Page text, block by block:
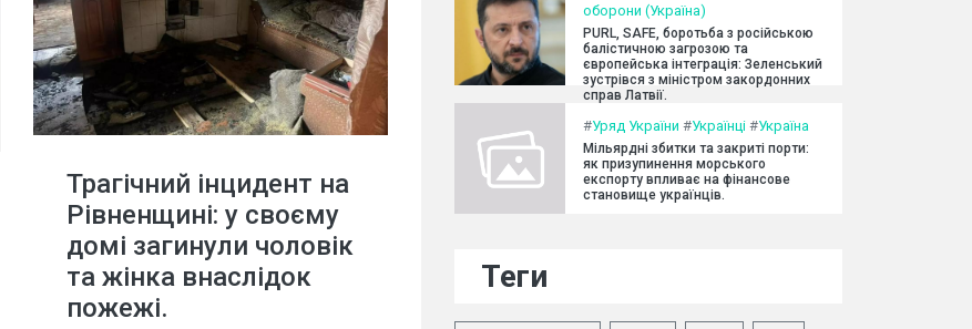
Трагічний інцидент на
Рівненщині: у своєму
домі загинули чоловік
та жінка внаслідок
пожежі.
оборони (Україна)
PURL, SAFE, боротьба з російською
балістичною загрозою та
європейська інтеграція: Зеленський
зустрівся з міністром закордонних
справ Латвії.
#Уряд України #Українці #Україна
Мільярдні збитки та закриті порти:
як призупинення морського
експорту впливає на фінансове
становище українців.
Теги